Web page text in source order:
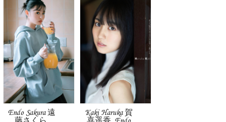
Endo Sakura 遠
Kaki Haruka 賀